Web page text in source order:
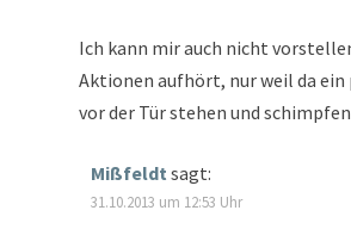
Ich kann mir auch nicht
Aktionen aufhört, nur weil da
vor der Tür stehen und
Mißfeldt sagt:
31.10.2013 um 12:53 Uhr